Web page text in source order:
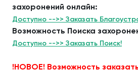
захоронений онлайн:
Доступно -->> Заказать
Возможность Поиска
Доступно -->> Заказать Поиск!
!НОВОЕ! Возможность